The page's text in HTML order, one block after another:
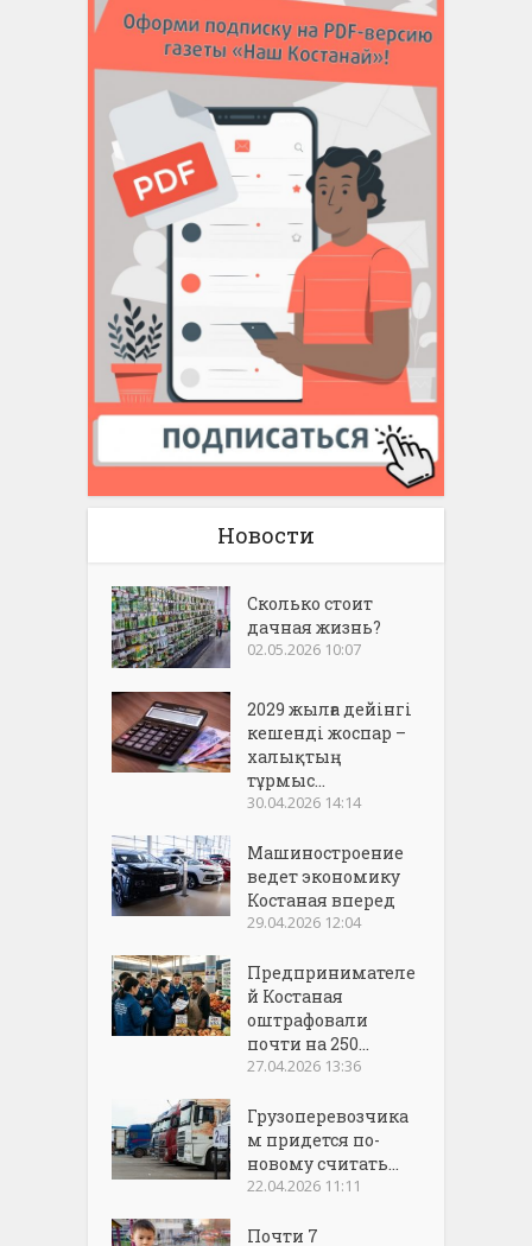
Новости
Сколько стоит
дачная жизнь?
02.05.2026 10:07
2029 жылға дейінгі
кешенді жоспар –
халықтың
тұрмыс...
30.04.2026 14:14
Машиностроение
ведет экономику
Костаная вперед
29.04.2026 12:04
Предпринимателе
й Костаная
оштрафовали
почти на 250...
27.04.2026 13:36
Грузоперевозчика
м придется по-
новому считать...
22.04.2026 11:11
Почти 7